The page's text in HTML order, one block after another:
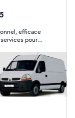
pour plus
efficace
pour
à